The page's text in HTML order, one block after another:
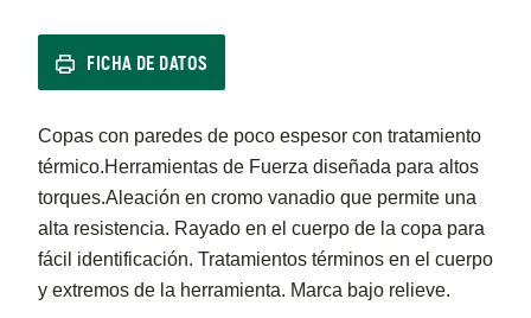
FICHA DE DATOS
Copas con paredes de poco espesor con tratamiento
térmico.Herramientas de Fuerza diseñada para altos
torques.Aleación en cromo vanadio que permite una
alta resistencia. Rayado en el cuerpo de la copa para
fácil identificación. Tratamientos términos en el cuerpo
y extremos de la herramienta. Marca bajo relieve.